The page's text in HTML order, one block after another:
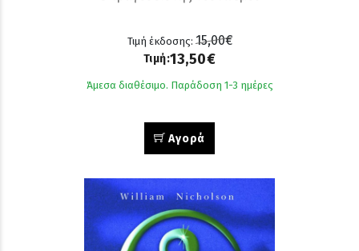
Τιμή έκδοσης: 15,00€
Τιμή:13,50€
Άμεσα διαθέσιμο. Παράδοση 1-3 ημέρες
Αγορά